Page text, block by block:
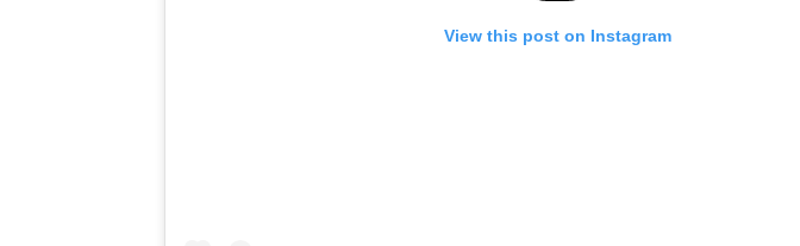
View this post on Instagram